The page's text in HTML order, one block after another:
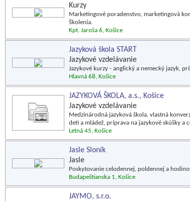
Kurzy
Marketingové poradenstvo, marketingová
Školenia.
Kpt. Jaroša 6, Košice
Jazyková škola START
Jazykové vzdelávanie
Jazykové kurzy - anglický a nemecký jazyk,
Hlavná 68, Košice
JAZYKOVÁ ŠKOLA, a.s., Košice
Jazykové vzdelávanie
Medzinárodná jazyková škola, vlastná
deti a mládež, príprava na jazykové skúšky a
Letná 45, Košice
Jasle Sloník
Jasle
Poskytovanie celodennej, poldennej a
Budapeštianska 1, Košice
JAYMO, s.r.o.